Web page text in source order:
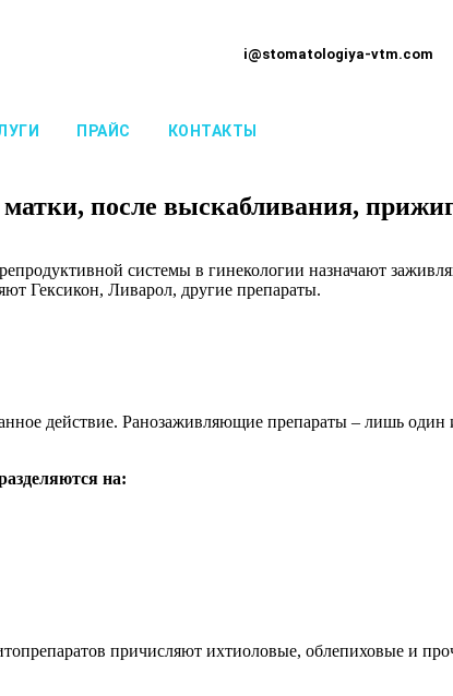
i@stomatologiya-vtm.com
ПРАЙС КОНТАКТЫ
после выскабливания,
системы в гинекологии назначают
Гексикон, Ливарол, другие препараты.
действие. Ранозаживляющие препараты – лишь один
на:
причисляют ихтиоловые, облепиховые и